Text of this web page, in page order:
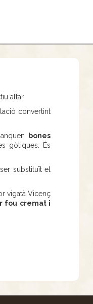
altar.
convertint
bones
gòtiques. És
substituït el
vigatà Vicenç
fou cremat i